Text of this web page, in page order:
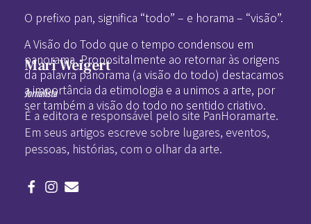
O prefixo pan, significa “todo” – e horama – “visão”.
A Visão do Todo que o tempo condensou em
panorama. Propositalmente ao retornar às origens
da palavra panorama (a visão do todo) destacamos
a importância da etimologia e a unimos a arte, por
ser também a visão do todo no sentido criativo.
Mari Weigert
Jornalista
É a editora e responsável pelo site PanHoramarte.
Em seus artigos escreve sobre lugares, eventos,
pessoas, histórias, com o olhar da arte.